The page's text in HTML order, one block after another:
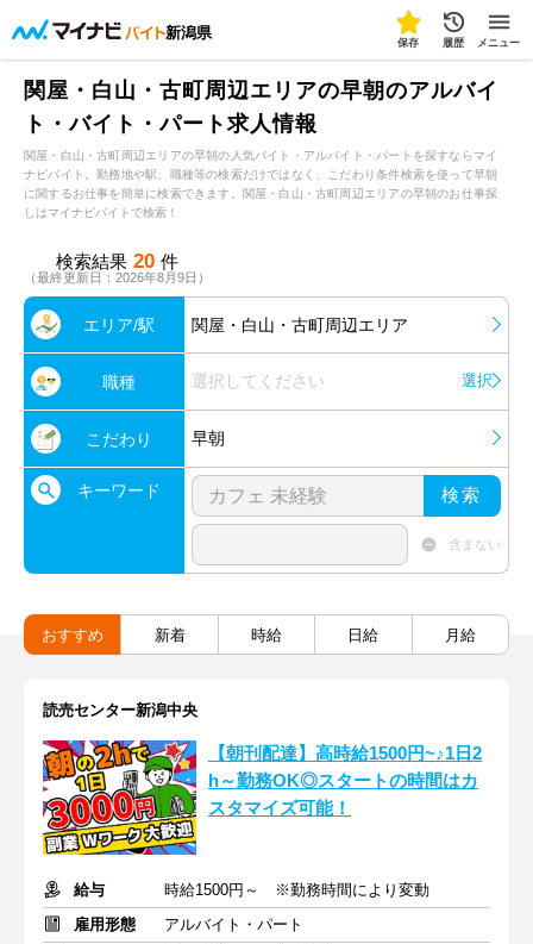
新潟県
保存 履歴 メニュー
関屋・白山・古町周辺エリアの早朝のアルバイ
ト・バイト・パート求人情報
関屋・白山・古町周辺エリアの早朝の人気バイト・アルバイト・パートを探すならマイ
ナビバイト。勤務地や駅、職種等の検索だけではなく、こだわり条件検索を使って早朝
に関するお仕事を簡単に検索できます。関屋・白山・古町周辺エリアの早朝のお仕事探
しはマイナビバイトで検索！
検索結果 20 件
（最終更新日：2026年8月9日）
エリア/駅 関屋・白山・古町周辺エリア
職種 選択してください 選択
こだわり 早朝
キーワード 検索
含まない
おすすめ 新着 時給 日給 月給
読売センター新潟中央
【朝刊配達】高時給1500円~♪1日2
h～勤務OK◎スタートの時間はカ
スタマイズ可能！
給与
時給1500円～ ※勤務時間により変動
雇用形態
アルバイト・パート